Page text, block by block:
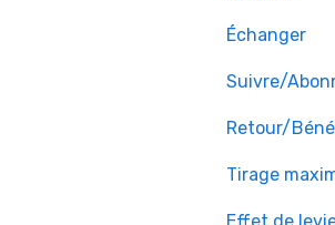
Échanger
Suivre/
Retour/
Tirage